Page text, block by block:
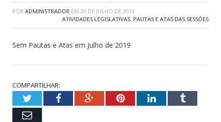
POR ADMINISTRADOR EM 30 DE JULHO DE 2019
ATIVIDADES LEGISLATIVAS, PAUTAS E ATAS DAS SESSÕES
Sem Pautas e Atas em Julho de 2019
COMPARTILHAR:
TwitterFacebookGoogle+PinterestLinkedInTumblr
Email